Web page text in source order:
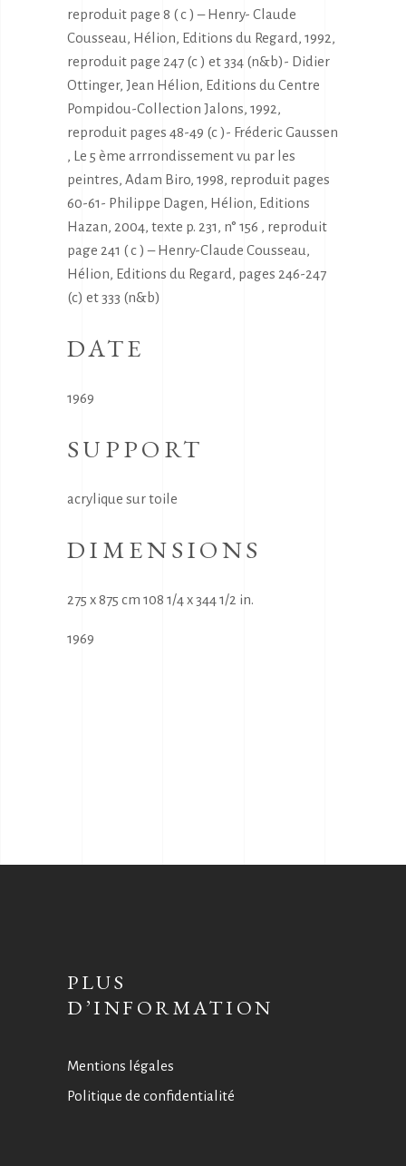
reproduit page 8 ( c ) – Henry- Claude
Cousseau, Hélion, Editions du Regard, 1992,
reproduit page 247 (c ) et 334 (n&b)- Didier
Ottinger, Jean Hélion, Editions du Centre
Pompidou-Collection Jalons, 1992,
reproduit pages 48-49 (c )- Fréderic Gaussen
, Le 5 ème arrrondissement vu par les
peintres, Adam Biro, 1998, reproduit pages
60-61- Philippe Dagen, Hélion, Editions
Hazan, 2004, texte p. 231, n° 156 , reproduit
page 241 ( c ) – Henry-Claude Cousseau,
Hélion, Editions du Regard, pages 246-247
(c) et 333 (n&b)
DATE
1969
SUPPORT
acrylique sur toile
DIMENSIONS
275 x 875 cm 108 1/4 x 344 1/2 in.
1969
PLUS
D’INFORMATION
Mentions légales
Politique de confidentialité